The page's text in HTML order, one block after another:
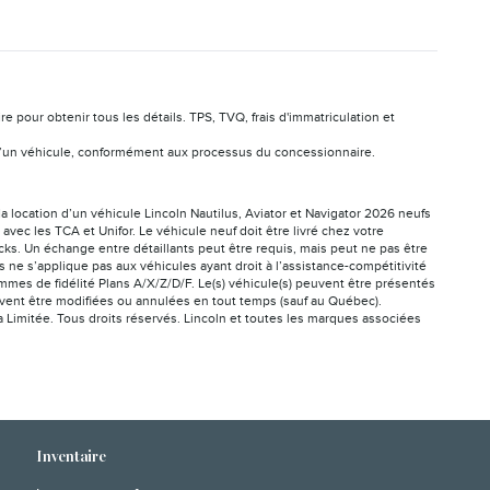
pour obtenir tous les détails. TPS, TVQ, frais d'immatriculation et
véhicule, conformément aux processus du concessionnaire.
location d’un véhicule Lincoln Nautilus, Aviator et Navigator 2026 neufs
les TCA et Unifor. Le véhicule neuf doit être livré chez votre
Un échange entre détaillants peut être requis, mais peut ne pas être
s’applique pas aux véhicules ayant droit à l’assistance-compétitivité
de fidélité Plans A/X/Z/D/F. Le(s) véhicule(s) peuvent être présentés
être modifiées ou annulées en tout temps (sauf au Québec).
Tous droits réservés. Lincoln et toutes les marques associées
Inventaire